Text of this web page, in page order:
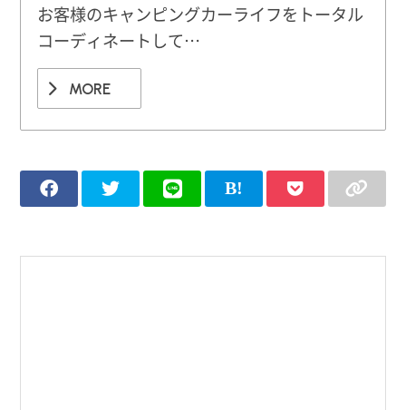
お客様のキャンピングカーライフをトータル
コーディネートして…
MORE